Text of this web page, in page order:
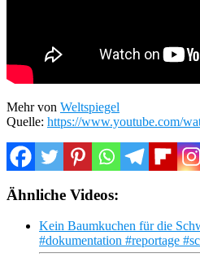
Mehr von Weltspiegel
Quelle: https://www.youtube.com/
Ähnliche Videos:
Kein Baumkuchen für die
#dokumentation #reportage